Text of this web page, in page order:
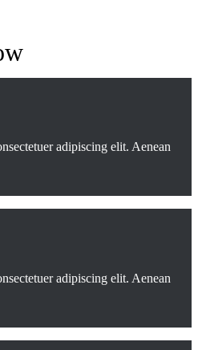
adipiscing elit. Aenean
adipiscing elit. Aenean